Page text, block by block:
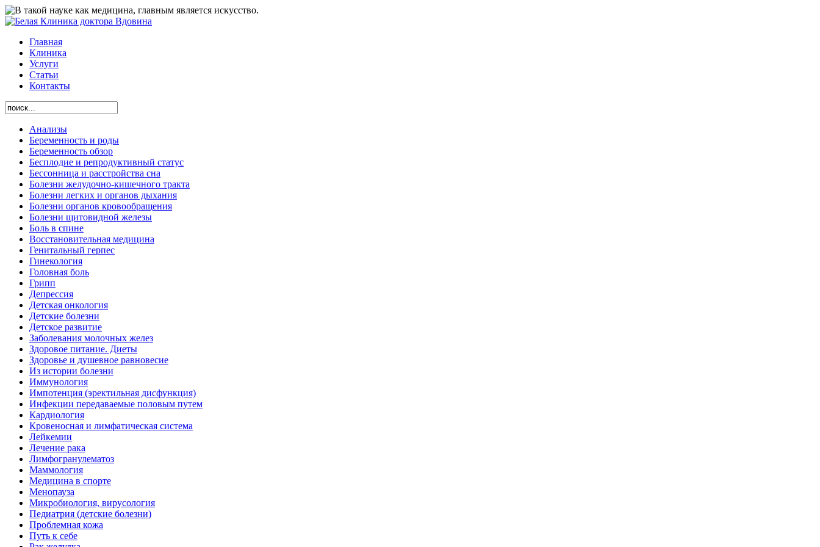
Главная
Клиника
Услуги
Статьи
Контакты
Анализы
Беременность и роды
Беременность обзор
Бесплодие и репродуктивный статус
Бессонница и расстройства сна
Болезни желудочно-кишечного тракта
Болезни легких и органов дыхания
Болезни органов кровообращения
Болезни щитовидной железы
Боль в спине
Восстановительная медицина
Генитальный герпес
Гинекология
Головная боль
Грипп
Депрессия
Детская онкология
Детские болезни
Детское развитие
Заболевания молочных желез
Здоровое питание. Диеты
Здоровье и душевное равновесие
Из истории болезни
Иммунология
Импотенция (эректильная дисфункция)
Инфекции передаваемые половым путем
Кардиология
Кровеносная и лимфатическая система
Лейкемии
Лечение рака
Лимфогранулематоз
Маммология
Медицина в спорте
Менопауза
Микробиология, вирусология
Педиатрия (детские болезни)
Проблемная кожа
Путь к себе